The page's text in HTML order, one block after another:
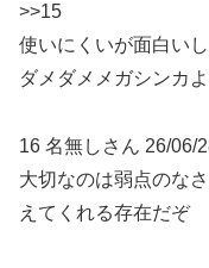
>>15
使いにくいが面白い
ダメダメメガシンカ
16 名無しさん 26/06/
大切なのは弱点のな
えてくれる存在だぞ